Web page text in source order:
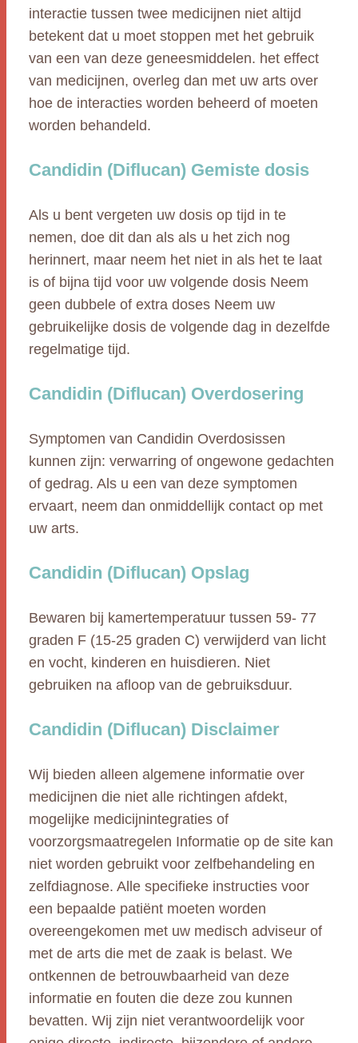
interactie tussen twee medicijnen niet altijd
betekent dat u moet stoppen met het gebruik
van een van deze geneesmiddelen. het effect
van medicijnen, overleg dan met uw arts over
hoe de interacties worden beheerd of moeten
worden behandeld.
Candidin (Diflucan) Gemiste dosis
Als u bent vergeten uw dosis op tijd in te
nemen, doe dit dan als als u het zich nog
herinnert, maar neem het niet in als het te laat
is of bijna tijd voor uw volgende dosis Neem
geen dubbele of extra doses Neem uw
gebruikelijke dosis de volgende dag in dezelfde
regelmatige tijd.
Candidin (Diflucan) Overdosering
Symptomen van Candidin Overdosissen
kunnen zijn: verwarring of ongewone gedachten
of gedrag. Als u een van deze symptomen
ervaart, neem dan onmiddellijk contact op met
uw arts.
Candidin (Diflucan) Opslag
Bewaren bij kamertemperatuur tussen 59- 77
graden F (15-25 graden C) verwijderd van licht
en vocht, kinderen en huisdieren. Niet
gebruiken na afloop van de gebruiksduur.
Candidin (Diflucan) Disclaimer
Wij bieden alleen algemene informatie over
medicijnen die niet alle richtingen afdekt,
mogelijke medicijnintegraties of
voorzorgsmaatregelen Informatie op de site kan
niet worden gebruikt voor zelfbehandeling en
zelfdiagnose. Alle specifieke instructies voor
een bepaalde patiënt moeten worden
overeengekomen met uw medisch adviseur of
met de arts die met de zaak is belast. We
ontkennen de betrouwbaarheid van deze
informatie en fouten die deze zou kunnen
bevatten. Wij zijn niet verantwoordelijk voor